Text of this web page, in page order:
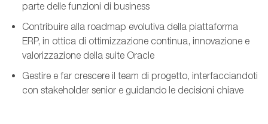
parte delle funzioni di business
Contribuire alla roadmap evolutiva della piattaforma
ERP, in ottica di ottimizzazione continua, innovazione e
valorizzazione della suite Oracle
Gestire e far crescere il team di progetto, interfacciandoti
con stakeholder senior e guidando le decisioni chiave